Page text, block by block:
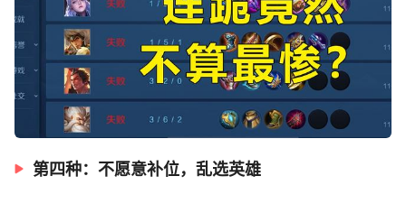
第四种：不愿意补位，乱选英雄